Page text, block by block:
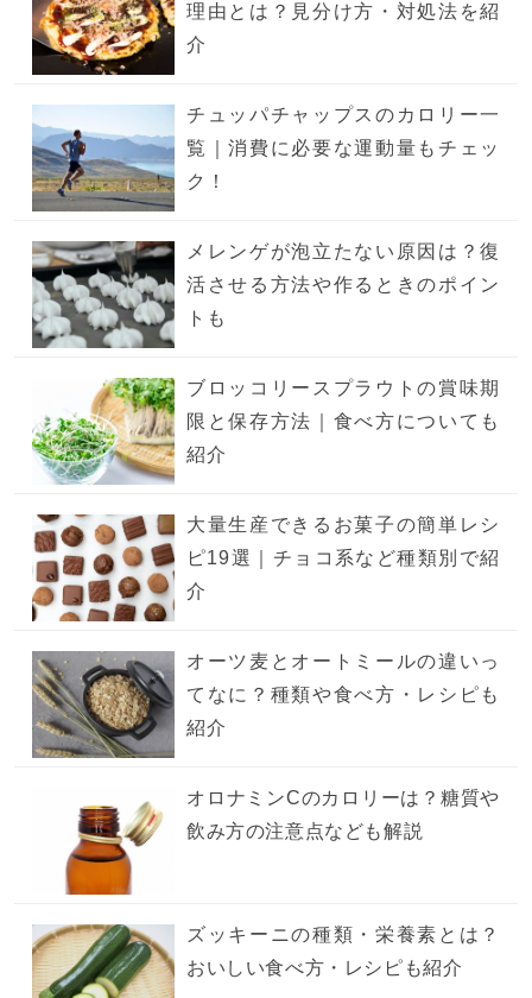
理由とは？見分け方・対処法を紹
介
チュッパチャップスのカロリー一
覧｜消費に必要な運動量もチェッ
ク！
メレンゲが泡立たない原因は？復
活させる方法や作るときのポイン
トも
ブロッコリースプラウトの賞味期
限と保存方法｜食べ方についても
紹介
大量生産できるお菓子の簡単レシ
ピ19選｜チョコ系など種類別で紹
介
オーツ麦とオートミールの違いっ
てなに？種類や食べ方・レシピも
紹介
オロナミンCのカロリーは？糖質や
飲み方の注意点なども解説
ズッキーニの種類・栄養素とは？
おいしい食べ方・レシピも紹介